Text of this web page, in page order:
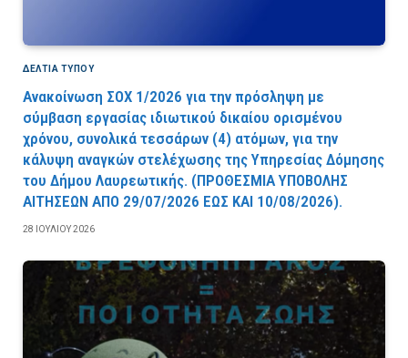
ΔΕΛΤΙΑ ΤΥΠΟΥ
Ανακοίνωση ΣΟΧ 1/2026 για την πρόσληψη με
σύμβαση εργασίας ιδιωτικού δικαίου ορισμένου
χρόνου, συνολικά τεσσάρων (4) ατόμων, για την
κάλυψη αναγκών στελέχωσης της Υπηρεσίας Δόμησης
του Δήμου Λαυρεωτικής. (ΠPOΘEΣMIA YΠOBOΛHΣ
AITHΣEΩN AΠO 29/07/2026 EΩΣ KAI 10/08/2026).
28 ΙΟΥΛΊΟΥ 2026